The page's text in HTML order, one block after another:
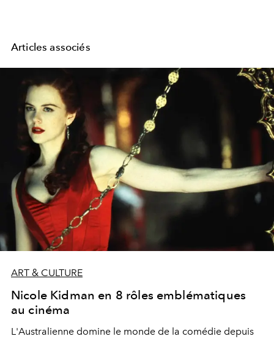
Articles associés
ART & CULTURE
Nicole Kidman en 8 rôles emblématiques
au cinéma
L'Australienne domine le monde de la comédie depuis